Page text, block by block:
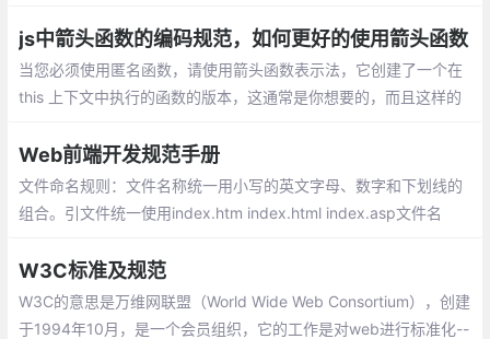
量代码，需要开发者在实际工作中不断总结、提炼
js中箭头函数的编码规范，如何更好的使用箭头函数
当您必须使用匿名函数，请使用箭头函数表示法，它创建了一个在
this 上下文中执行的函数的版本，这通常是你想要的，而且这样的
部分转移到一个声明函数上。
Web前端开发规范手册
文件命名规则：文件名称统一用小写的英文字母、数字和下划线的
组合。引文件统一使用index.htm index.html index.asp文件名
示此图片的大类性质
W3C标准及规范
W3C的意思是万维网联盟（World Wide Web Consortium），创建
于1994年10月，是一个会员组织，它的工作是对web进行标准化--